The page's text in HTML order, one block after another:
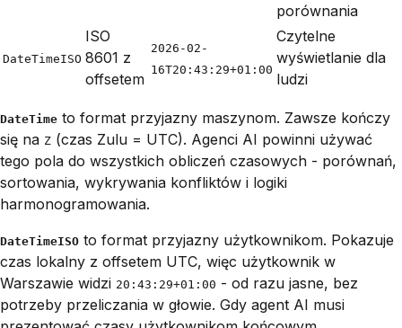
porównania
DateTimeISO
ISO
8601 z
offsetem
2026-02-
16T20:43:29+01:00
Czytelne
wyświetlanie dla
ludzi
DateTime to format przyjazny maszynom. Zawsze kończy
się na Z (czas Zulu = UTC). Agenci AI powinni używać
tego pola do wszystkich obliczeń czasowych - porównań,
sortowania, wykrywania konfliktów i logiki
harmonogramowania.
DateTimeISO to format przyjazny użytkownikom. Pokazuje
czas lokalny z offsetem UTC, więc użytkownik w
Warszawie widzi 20:43:29+01:00 - od razu jasne, bez
potrzeby przeliczania w głowie. Gdy agent AI musi